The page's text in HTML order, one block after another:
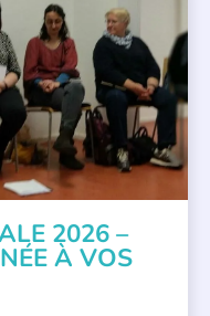
2026 –
À VOS